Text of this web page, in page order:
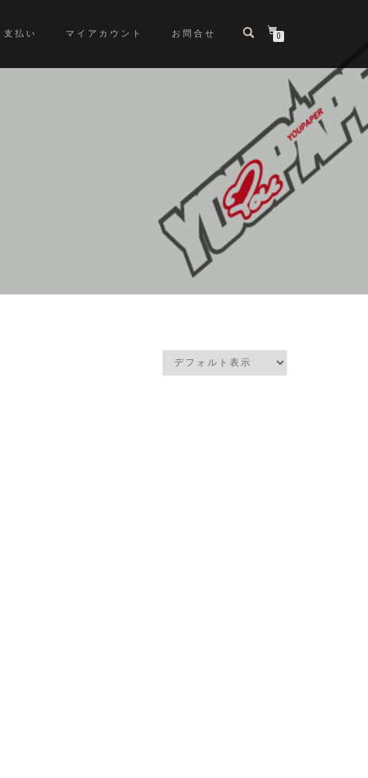
支払い マイアカウント お問合せ 0